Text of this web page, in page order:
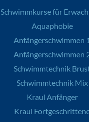
Schwimmkurse für
Aquaphobie
Anfängerschwimmen 1
Anfängerschwimmen
Schwimmtechnik
Schwimmtechnik Mix
Kraul Anfänger
Kraul